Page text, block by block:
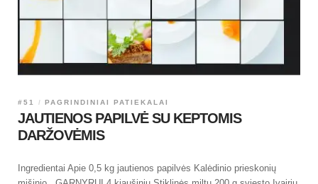
#51 PAGRINDINIAI PATIEKALAI
JAUTIENOS PAPILVĖ SU KEPTOMIS
DARŽOVĖMIS
Ingredientai Apie 0,5 kg jautienos papilvės Kalėdinio prieskonių